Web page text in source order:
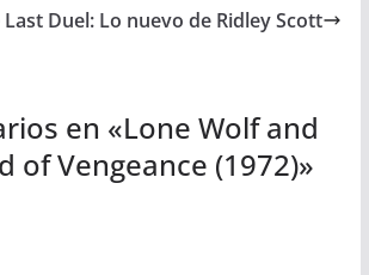
Last Duel: Lo nuevo de Ridley Scott
en «Lone Wolf and
of Vengeance (1972)»